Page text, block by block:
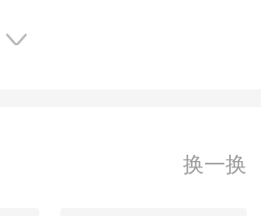
换一换